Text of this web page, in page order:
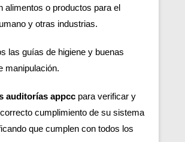
alimentos o productos para el
y otras industrias.
las guías de higiene y buenas
manipulación.
auditorías appcc para verificar y
cumplimiento de su sistema
que cumplen con todos los